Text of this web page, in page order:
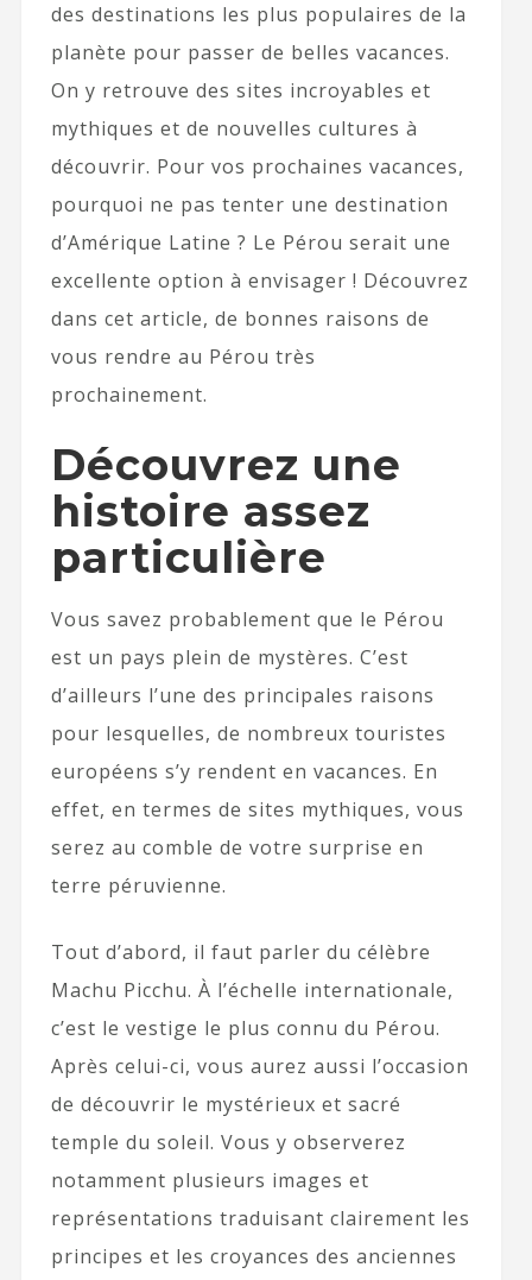
des destinations les plus populaires de la
planète pour passer de belles vacances.
On y retrouve des sites incroyables et
mythiques et de nouvelles cultures à
découvrir. Pour vos prochaines vacances,
pourquoi ne pas tenter une destination
d’Amérique Latine ? Le Pérou serait une
excellente option à envisager ! Découvrez
dans cet article, de bonnes raisons de
vous rendre au Pérou très
prochainement.
Découvrez une
histoire assez
particulière
Vous savez probablement que le Pérou
est un pays plein de mystères. C’est
d’ailleurs l’une des principales raisons
pour lesquelles, de nombreux touristes
européens s’y rendent en vacances. En
effet, en termes de sites mythiques, vous
serez au comble de votre surprise en
terre péruvienne.
Tout d’abord, il faut parler du célèbre
Machu Picchu. À l’échelle internationale,
c’est le vestige le plus connu du Pérou.
Après celui-ci, vous aurez aussi l’occasion
de découvrir le mystérieux et sacré
temple du soleil. Vous y observerez
notamment plusieurs images et
représentations traduisant clairement les
principes et les croyances des anciennes